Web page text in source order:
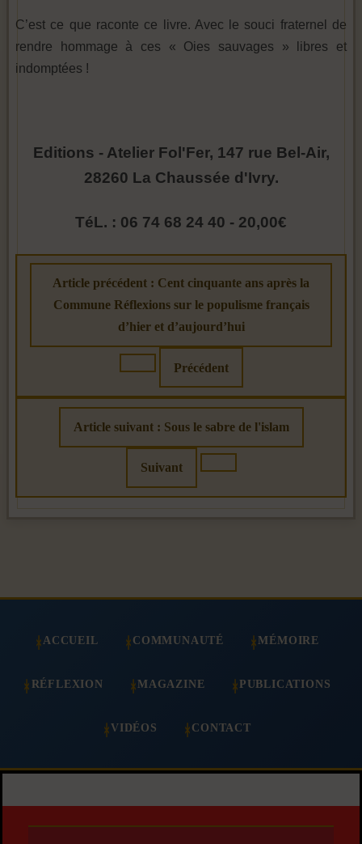
C’est ce que raconte ce livre. Avec le souci fraternel de
rendre hommage à ces « Oies sauvages » libres et
indomptées !
Editions - Atelier Fol'Fer, 147 rue Bel-Air,
28260 La Chaussée d'Ivry.
TéL. : 06 74 68 24 40 - 20,00€
Article précédent : Cent cinquante ans après la
Commune Réflexions sur le populisme français
d’hier et d’aujourd’hui
Précédent
Article suivant : Sous le sabre de l'islam
Suivant
ACCUEIL COMMUNAUTÉ MÉMOIRE
RÉFLEXION MAGAZINE PUBLICATIONS
VIDÉOS CONTACT